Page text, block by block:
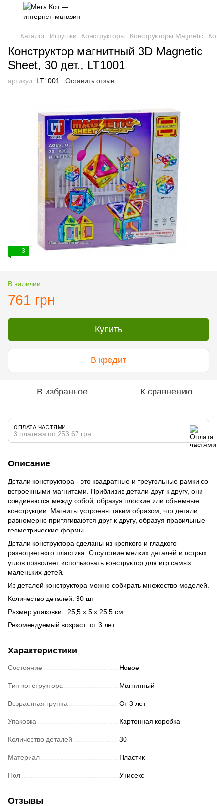
Каталог Игрушки Конструкторы Конструкторы Magnetic
Конструктор магнитный 3D Magnetic
Sheet, 30 дет., LT1001
артикул: LT1001 Оставить отзыв
3
В наличии
761 грн
Купить
В кредит
В избранное К сравнению
ОПЛАТА ЧАСТЯМИ
3 платежа по 253.67 грн
Описание
Детали конструктора - это квадратные и треугольные рамки со
встроенными магнитами. Приблизив детали друг к другу, они
соединяются между собой, образуя плоские или объемные
конструкции. Магниты устроены таким образом, что детали
равномерно притягиваются друг к другу, образуя правильные
геометрические формы.
Детали конструктора сделаны из крепкого и гладкого
разноцветного пластика. Отсутствие мелких деталей и острых
углов позволяет использовать конструктор для игр самых
маленьких детей.
Из деталей конструктора можно собирать множество моделей.
Количество деталей: 30 шт
Размер упаковки: 25,5 х 5 х 25,5 см
Рекомендуемый возраст: от 3 лет.
Характеристики
Состояние Новое
Тип конструктора Магнитный
Возрастная группа От 3 лет
Упаковка Картонная коробка
Количество деталей 30
Материал Пластик
Пол Унисекс
Отзывы